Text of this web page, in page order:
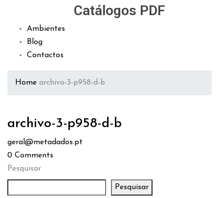
Catálogos PDF
Ambientes
Blog
Contactos
Home archivo-3-p958-d-b
archivo-3-p958-d-b
geral@metadados.pt
0 Comments
Pesquisar
Pesquisar